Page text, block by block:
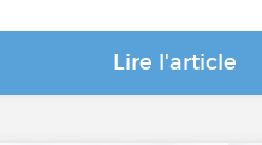
Lire l'article